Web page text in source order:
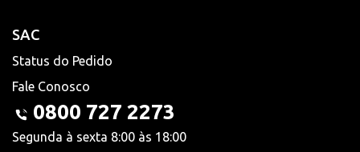
SAC
Status do Pedido
Fale Conosco
0800 727 2273
Segunda à sexta 8:00 às 18:00